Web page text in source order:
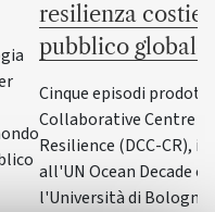
resilienza
pubblico globale
Cinque episodi prodotti
Collaborative Centre
Resilience (DCC-CR),
all'UN Ocean Decade
l'Università di Bologna